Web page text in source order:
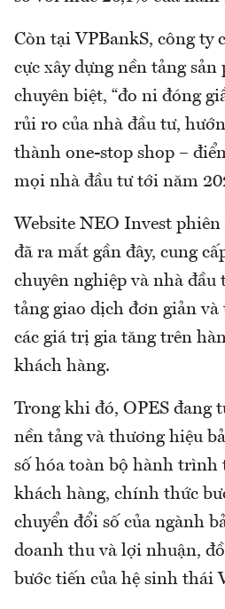
Còn tại VPBankS, công ty
cực xây dựng nền tảng
chuyên biệt, “đo ni đóng
rủi ro của nhà đầu tư,
thành one-stop shop –
mọi nhà đầu tư tới năm
Website NEO Invest
đã ra mắt gần đây, cung
chuyên nghiệp và nhà
tảng giao dịch đơn giản
các giá trị gia tăng trên
khách hàng.
Trong khi đó, OPES đang
nền tảng và thương hiệu
số hóa toàn bộ hành trình
khách hàng, chính thức
chuyển đổi số của ngành
doanh thu và lợi nhuận,
bước tiến của hệ sinh thái